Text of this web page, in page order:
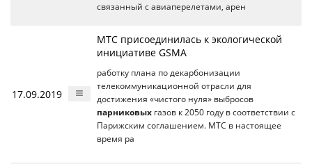
связанный с авиаперелетами, арен
17.09.2019
МТС присоединилась к экологической
инициативе GSMA
работку плана по декарбонизации
телекоммуникационной отрасли для
достижения «чистого нуля» выбросов
парниковых газов к 2050 году в соответствии с
Парижским соглашением. МТС в настоящее
время ра